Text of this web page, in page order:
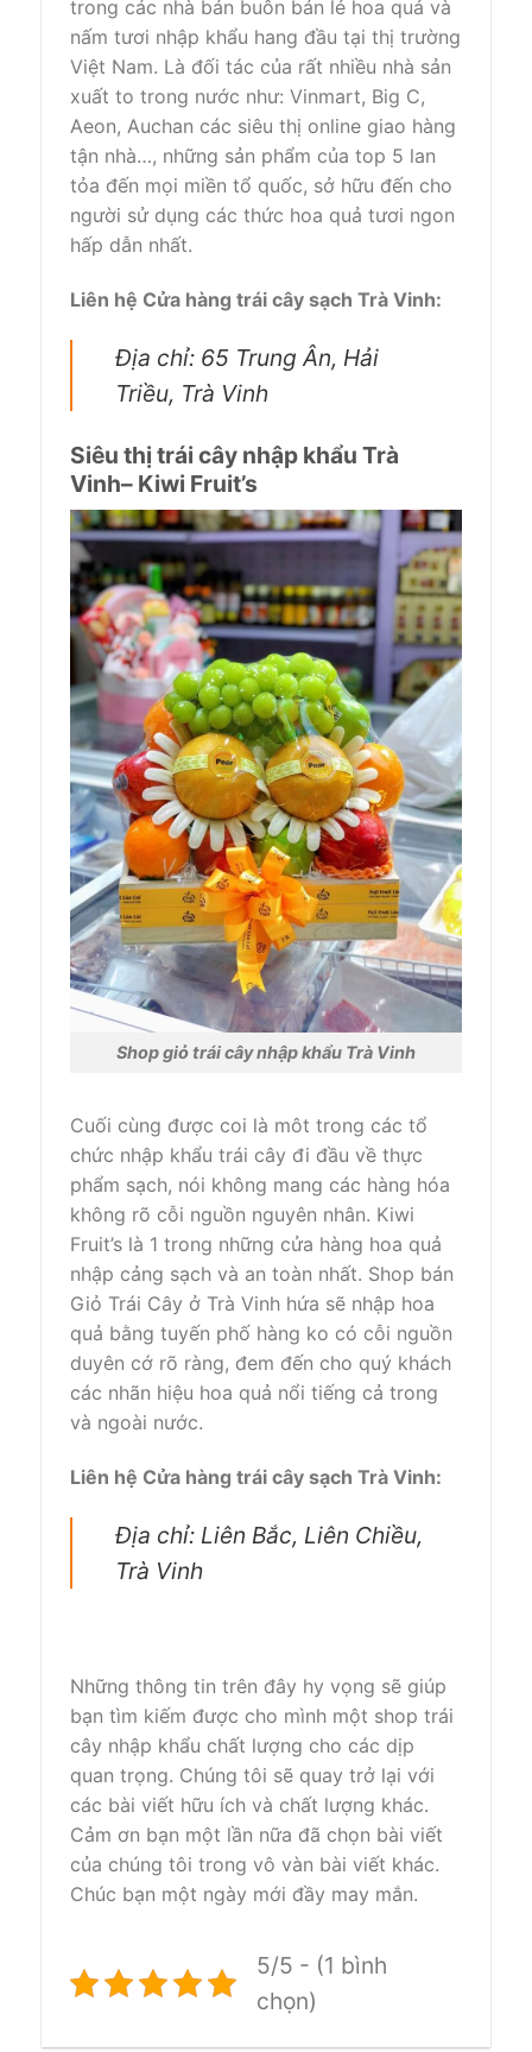
trong các nhà bán buôn bán lẻ hoa quả và
nấm tươi nhập khẩu hang đầu tại thị trường
Việt Nam. Là đối tác của rất nhiều nhà sản
xuất to trong nước như: Vinmart, Big C,
Aeon, Auchan các siêu thị online giao hàng
tận nhà…, những sản phẩm của top 5 lan
tỏa đến mọi miền tổ quốc, sở hữu đến cho
người sử dụng các thức hoa quả tươi ngon
hấp dẫn nhất.
Liên hệ Cửa hàng trái cây sạch Trà Vinh:
Địa chỉ: 65 Trung Ân, Hải
Triều, Trà Vinh
Siêu thị trái cây nhập khẩu Trà
Vinh– Kiwi Fruit’s
Shop giỏ trái cây nhập khẩu Trà Vinh
Cuối cùng được coi là môt trong các tổ
chức nhập khẩu trái cây đi đầu về thực
phẩm sạch, nói không mang các hàng hóa
không rõ cỗi nguồn nguyên nhân. Kiwi
Fruit’s là 1 trong những cửa hàng hoa quả
nhập cảng sạch và an toàn nhất. Shop bán
Giỏ Trái Cây ở Trà Vinh hứa sẽ nhập hoa
quả bằng tuyến phố hàng ko có cỗi nguồn
duyên cớ rõ ràng, đem đến cho quý khách
các nhãn hiệu hoa quả nổi tiếng cả trong
và ngoài nước.
Liên hệ Cửa hàng trái cây sạch Trà Vinh:
Địa chỉ: Liên Bắc, Liên Chiều,
Trà Vinh
Những thông tin trên đây hy vọng sẽ giúp
bạn tìm kiếm được cho mình một shop trái
cây nhập khẩu chất lượng cho các dịp
quan trọng. Chúng tôi sẽ quay trở lại với
các bài viết hữu ích và chất lượng khác.
Cảm ơn bạn một lần nữa đã chọn bài viết
của chúng tôi trong vô vàn bài viết khác.
Chúc bạn một ngày mới đầy may mắn.
5/5 - (1 bình
chọn)